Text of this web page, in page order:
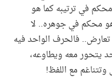
في ترتيبه كما هو
محكم في جوهره.. لا
تعارض.. فالحرف الواحد فيه
يتحور معه ويطاوعه،
وتتناغم مع اللفظ!